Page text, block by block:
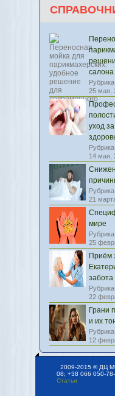
салона
Рубрика:
25 мая,
уход
Рубрика:
14 мая,
Рубрика:
21
мире
Рубрика:
25
Приём
забота
Рубрика:
22
Грани
и их
Рубрика:
12
2009-2015 © ДЦ
08; +38 066 050-
Статьи